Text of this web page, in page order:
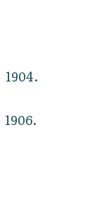
1904.
1906.